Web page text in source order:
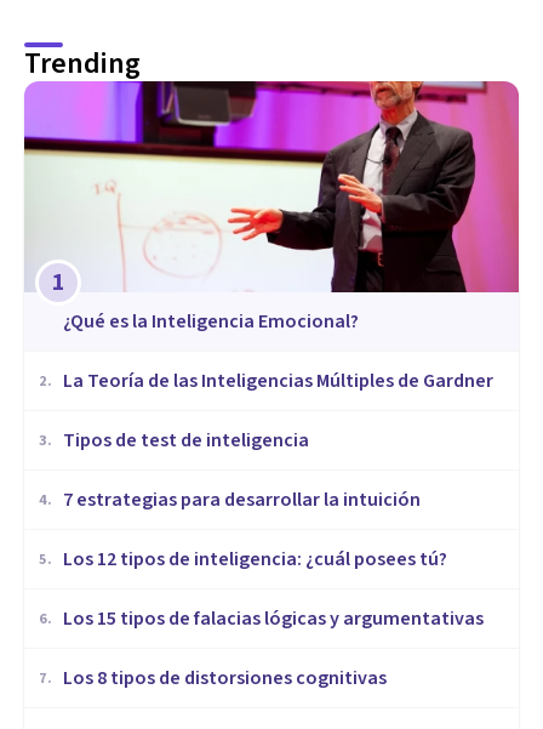
Trending
1
¿Qué es la Inteligencia Emocional?
2. La Teoría de las Inteligencias Múltiples de Gardner
3. ​Tipos de test de inteligencia
4. 7 estrategias para desarrollar la intuición
5. Los 12 tipos de inteligencia: ¿cuál posees tú?
6. Los 15 tipos de falacias lógicas y argumentativas
7. Los 8 tipos de distorsiones cognitivas